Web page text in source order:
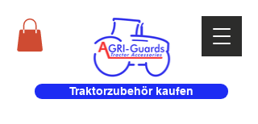
Traktorzubehör kaufen